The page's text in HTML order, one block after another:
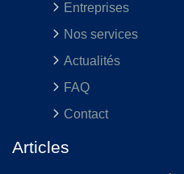
Entreprises
Nos services
Actualités
FAQ
Contact
Articles